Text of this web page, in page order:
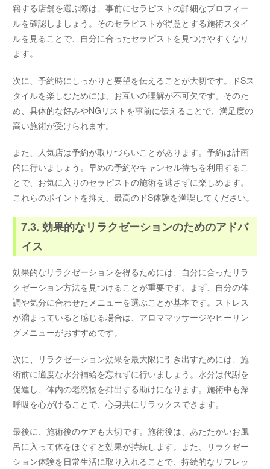
籍する店舗を選ぶ際は、事前にセラピストの詳細なプロフィー
ルを確認しましょう。そのセラピストが得意とする施術スタイ
ルを見ることで、自分に合ったセラピストを見つけやすくなり
ます。
次に、予約時にしっかりと要望を伝えることが大切です。ドSス
タイルを楽しむためには、お互いの理解が不可欠です。そのた
め、具体的な好みやNGリストを事前に伝えることで、満足度の
高い施術が受けられます。
また、人気店は予約が取りづらいことがあります。予約は計画
的に行いましょう。早めの予約やキャンセル待ちを利用するこ
とで、お気に入りのセラピストの施術を逃さずに楽しめます。
これらのポイントを抑え、最高のドS体験を満喫してください。
7.3. 効果的なリラクゼーションのためのアドバ
イス
効果的なリラクゼーションを得るためには、自分に合ったリラ
クゼーション方法を見つけることが重要です。まず、自分の体
調や気分に合わせたメニューを選ぶことが基本です。ストレス
が溜まっていると感じる場合は、アロママッサージやヒーリン
グメニューがおすすめです。
次に、リラクゼーション効果を最大限に引き出すためには、施
術前に適度な水分補給を忘れずに行いましょう。水分は代謝を
促進し、体内の老廃物を排出する助けになります。施術中も深
呼吸を心がけることで、心身共にリラックスできます。
最後に、施術後のケアも大切です。施術後は、あたたかいお風
呂に入って体をほぐすと効果が持続します。また、リラクゼー
ション体験を日常生活に取り入れることで、持続的なリフレッ